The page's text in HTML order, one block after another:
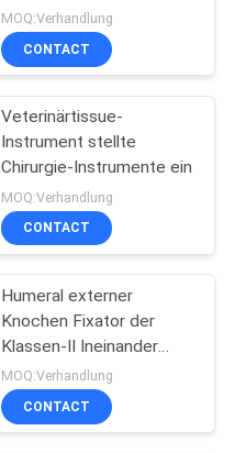
Instrumente
MOQ:Verhandlung
CONTACT
Veterinärtissue-
Instrument stellte
Chirurgie-Instrumente ein
MOQ:Verhandlung
CONTACT
Humeral externer
Knochen Fixator der
Klassen-II Ineinander
greifenschenkelbein
MOQ:Verhandlung
CONTACT